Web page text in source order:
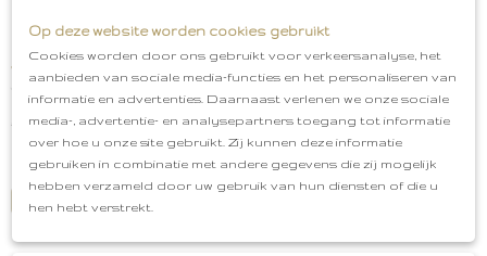
Jollein badstof Slab [ Pale Pink ]
Jollein badstof Slab [ Pale Pink ] Het is altijd fijn om een…
€ 5,99 € 4,49
Op voorraad
Op deze website worden cookies gebruikt
Cookies worden door ons gebruikt voor verkeersanalyse, het
aanbieden van sociale media-functies en het personaliseren van
informatie en advertenties. Daarnaast verlenen we onze sociale
media-, advertentie- en analysepartners toegang tot informatie
over hoe u onze site gebruikt. Zij kunnen deze informatie
gebruiken in combinatie met andere gegevens die zij mogelijk
hebben verzameld door uw gebruik van hun diensten of die u
hen hebt verstrekt.